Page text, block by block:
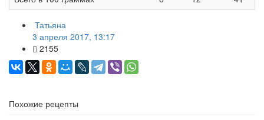
Татьяна
3 апреля 2017, 13:17
2155
Похожие рецепты